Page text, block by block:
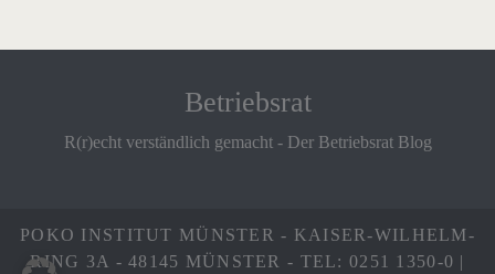
Betriebsrat
R(r)echt verständlich gemacht - Der Betriebsrat Blog
POKO INSTITUT MÜNSTER - KAISER-WILHELM-
RING 3A - 48145 MÜNSTER - TEL: 0251 1350-0 |